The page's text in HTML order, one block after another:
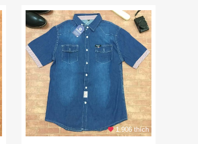
1.906 thích